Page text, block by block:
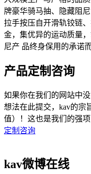
牌豪华骑马抽、隐藏阻
拉手按压自开滑轨铰链
金，集优异的运动质量
尼产 品终身保用的承诺
产品定制咨询
如果你在我们的网站中
想法在此提交，kav的宗
值）！这也是我们的强项
定制咨询
kav微博在线